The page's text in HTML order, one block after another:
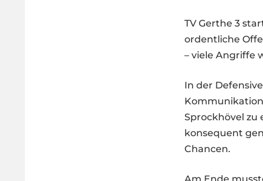
TV Gerthe 3
ordentliche
– viele Angriffe
In der
Sprockhövel zu
konsequent
Chancen.